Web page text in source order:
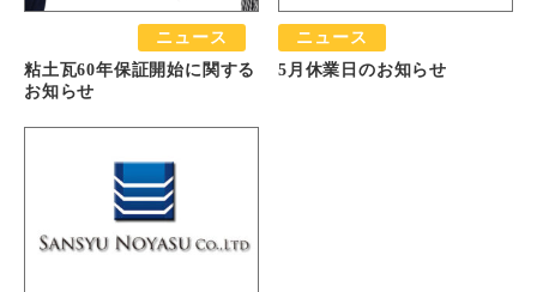
ニュース
粘土瓦60年保証開始に関する
お知らせ
ニュース
5月休業日のお知らせ